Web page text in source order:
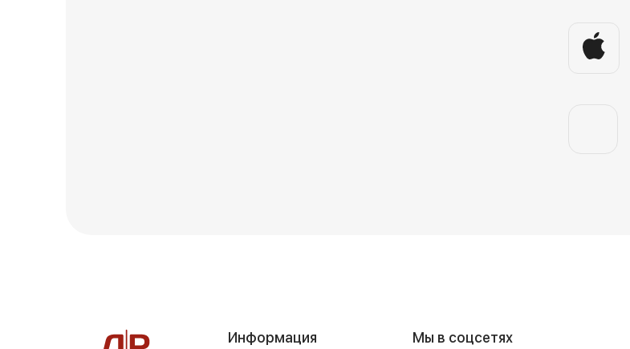
Информация Мы в соцсетях